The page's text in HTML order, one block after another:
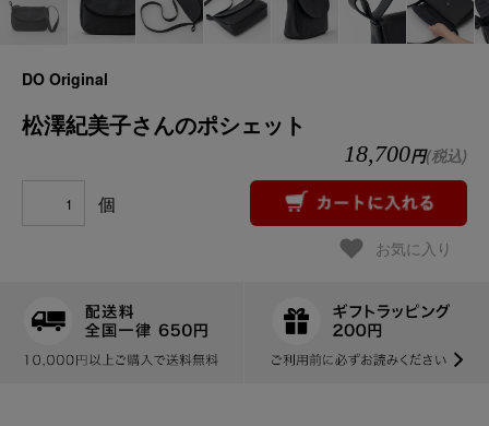
DO Original
松澤紀美子さんのポシェット
18,700円(税込)
個
お気に入り